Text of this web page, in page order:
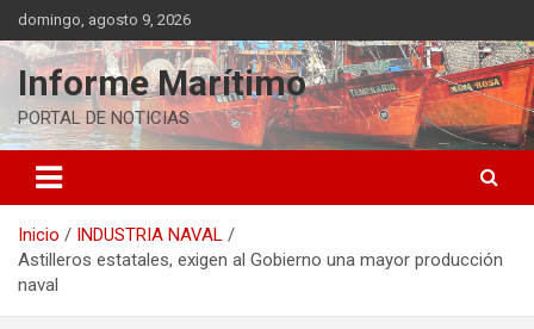
Saltar
al
contenido
domingo, agosto 9, 2026
Informe Marítimo
PORTAL DE NOTICIAS
Inicio
INDUSTRIA NAVAL
Astilleros estatales, exigen al Gobierno una mayor producción
naval